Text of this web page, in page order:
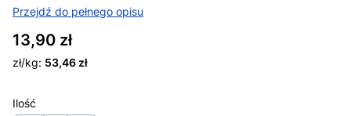
Przejdź do pełnego opisu
Cena
13,90 zł
zł/kg: 53,46 zł
Ilość